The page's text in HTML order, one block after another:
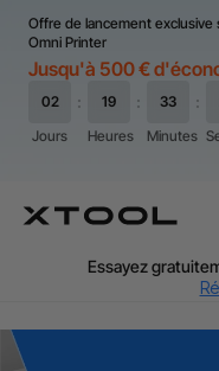
Offre de lancement exclusive
Omni Printer
Jusqu'à 500 €
TVA Offerte :
Essayez